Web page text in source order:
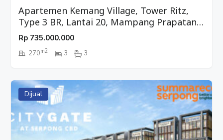
Apartemen Kemang Village, Tower Ritz,
Type 3 BR, Lantai 20, Mampang Prapatan,
Jakarta Selatan
Rp 735.000.000
270m2 3 3
Dijual